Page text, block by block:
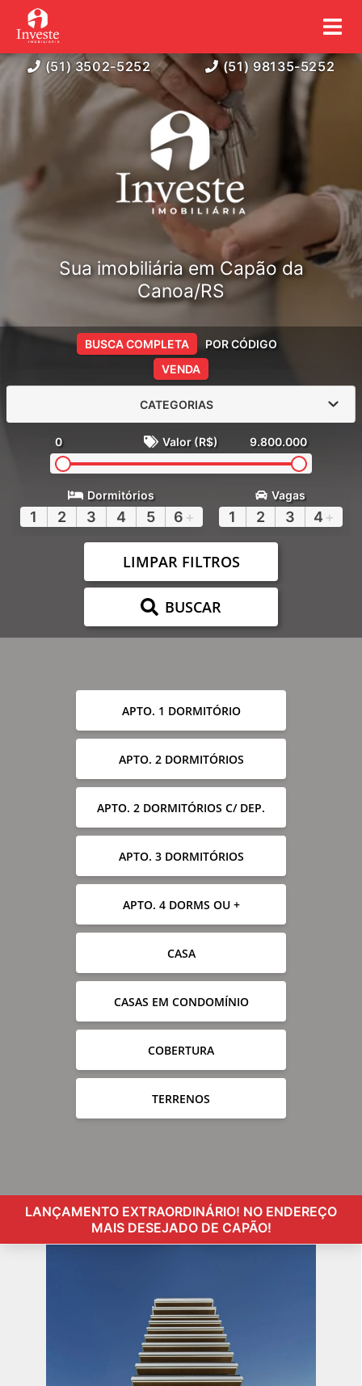
(51) 3502-5252 (51) 98135-5252
Sua imobiliária em Capão da
Canoa/RS
VENDA
BUSCA COMPLETA POR CÓDIGO
CATEGORIAS
0 Valor (R$) 9.800.000
Dormitórios
1 2 3 4 5 6 +
Vagas
1 2 3 4 +
LIMPAR FILTROS
BUSCAR
APTO. 1 DORMITÓRIO
APTO. 2 DORMITÓRIOS
APTO. 2 DORMITÓRIOS C/ DEP.
APTO. 3 DORMITÓRIOS
APTO. 4 DORMS OU +
CASA
CASAS EM CONDOMÍNIO
COBERTURA
TERRENOS
LANÇAMENTO EXTRAORDINÁRIO! NO ENDEREÇO
MAIS DESEJADO DE CAPÃO!